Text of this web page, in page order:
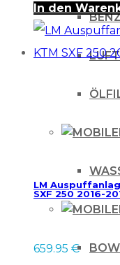
In den
LM
SXF 250 2016-
659.95 €